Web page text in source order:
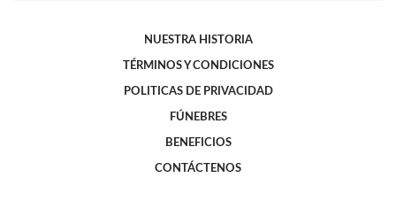
NUESTRA HISTORIA
TÉRMINOS Y CONDICIONES
POLITICAS DE PRIVACIDAD
FÚNEBRES
BENEFICIOS
CONTÁCTENOS